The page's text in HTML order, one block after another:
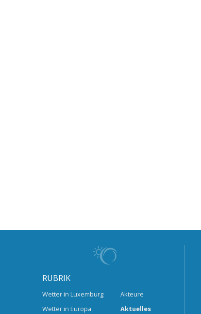
RUBRIK
Wetter in Luxemburg
Wetter in Europa
Akteure
Aktuelles